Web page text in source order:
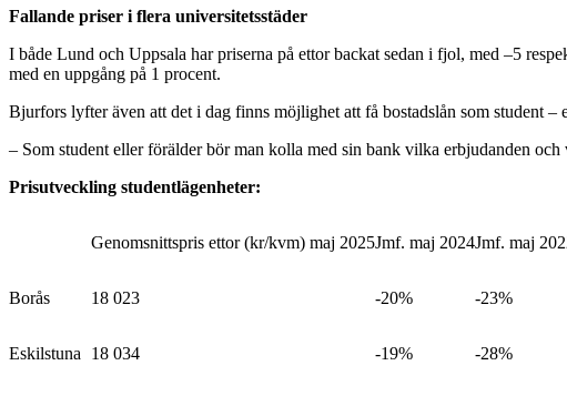
Fallande priser i flera universitetsstäder
I både Lund och Uppsala har priserna på ettor backat sedan i fjol, med –5
med en uppgång på 1 procent.
Bjurfors lyfter även att det i dag finns möjlighet att få bostadslån som student –
– Som student eller förälder bör man kolla med sin bank vilka erbjudanden
Prisutveckling studentlägenheter:
Genomsnittspris ettor (kr/kvm) maj 2025Jmf. maj 2024Jmf. maj
Borås 18 023 -20% -23%
Eskilstuna 18 034 -19% -28%